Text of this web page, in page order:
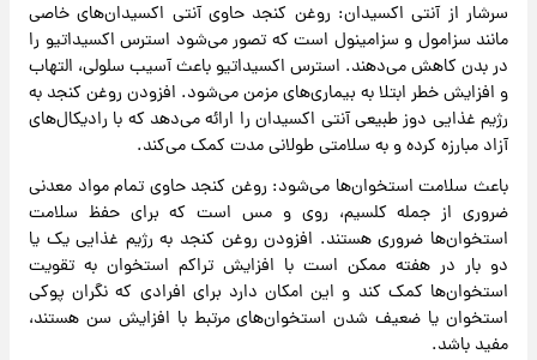
سرشار از آنتی اکسیدان: روغن کنجد حاوی آنتی اکسیدان‌های خاصی
مانند سزامول و سزامینول است که تصور می‌شود استرس اکسیداتیو را
در بدن کاهش می‌دهند. استرس اکسیداتیو باعث آسیب سلولی، التهاب
و افزایش خطر ابتلا به بیماری‌های مزمن می‌شود. افزودن روغن کنجد به
رژیم غذایی دوز طبیعی آنتی اکسیدان را ارائه می‌دهد که با رادیکال‌های
آزاد مبارزه کرده و به سلامتی طولانی مدت کمک می‌کند.
باعث سلامت استخوان‌ها می‌شود: روغن کنجد حاوی تمام مواد معدنی
ضروری از جمله کلسیم، روی و مس است که برای حفظ سلامت
استخوان‌ها ضروری هستند. افزودن روغن کنجد به رژیم غذایی یک یا
دو بار در هفته ممکن است با افزایش تراکم استخوان به تقویت
استخوان‌ها کمک کند و این امکان دارد برای افرادی که نگران پوکی
استخوان یا ضعیف شدن استخوان‌های مرتبط با افزایش سن هستند،
مفید باشد.